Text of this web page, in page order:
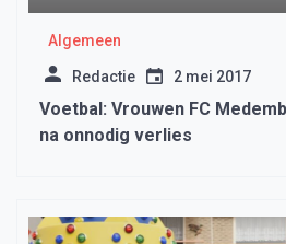
Algemeen
Redactie 2 mei 2017
Voetbal: Vrouwen FC
na onnodig verlies